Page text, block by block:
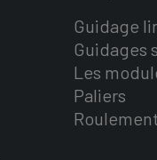
Guidage
Guidages
Les
Paliers